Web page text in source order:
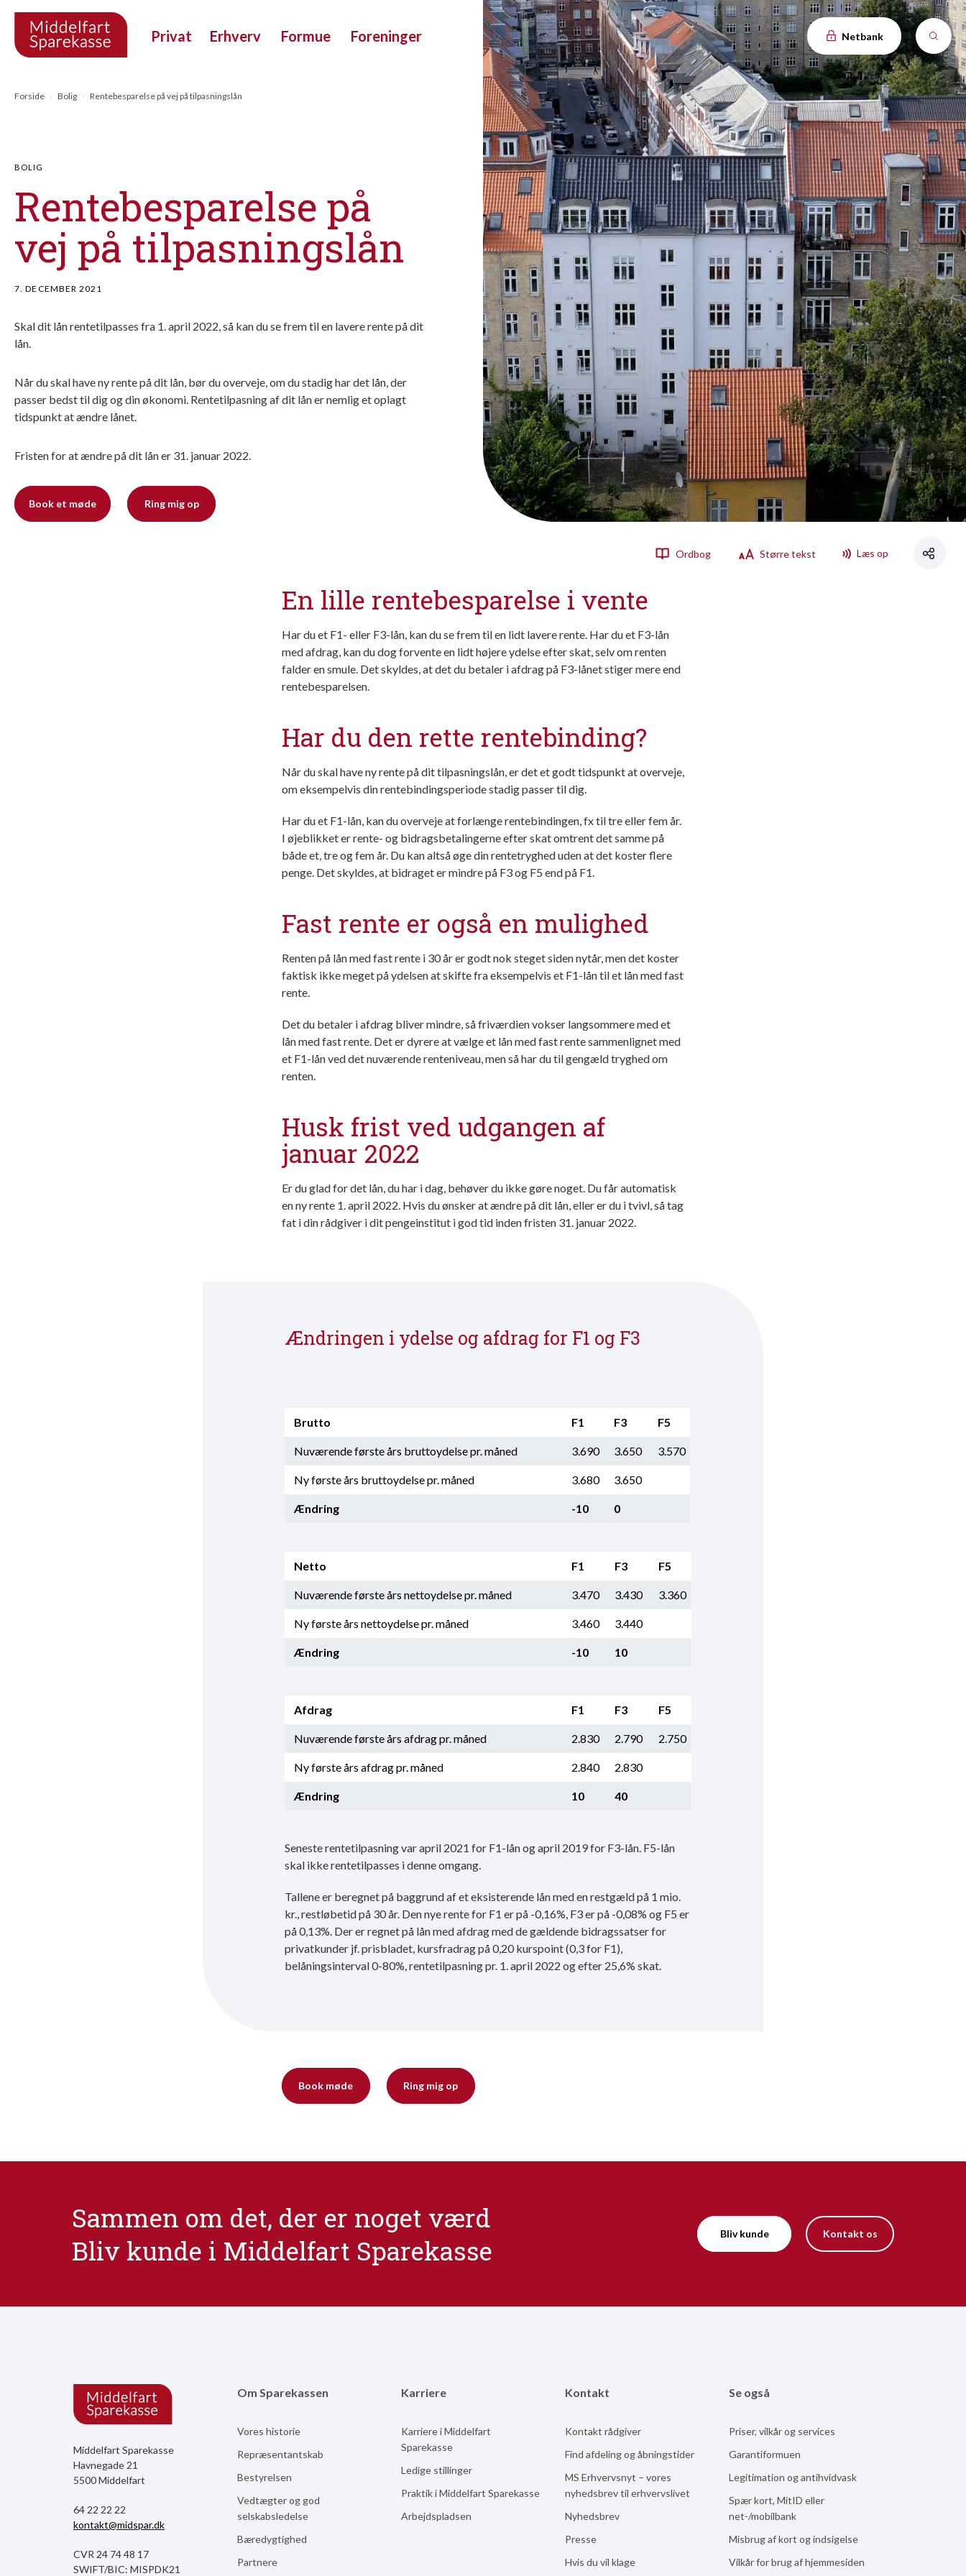
Privat Erhverv Formue Foreninger Netbank
Ordbog Større tekst Læs op
Forside Bolig Rentebesparelse på vej på tilpasningslån
BOLIG
Rentebesparelse på
vej på tilpasningslån
7. DECEMBER 2021
Skal dit lån rentetilpasses fra 1. april 2022, så kan du se frem til en lavere rente på dit
lån.
Når du skal have ny rente på dit lån, bør du overveje, om du stadig har det lån, der
passer bedst til dig og din økonomi. Rentetilpasning af dit lån er nemlig et oplagt
tidspunkt at ændre lånet.
Fristen for at ændre på dit lån er 31. januar 2022.
Book et møde Ring mig op
En lille rentebesparelse i vente
Har du et F1- eller F3-lån, kan du se frem til en lidt lavere rente. Har du et F3-lån
medafdrag, kan du dog forvente en lidt højereydelseefter skat, selv om renten
falder en smule. Det skyldes, at det du betaler iafdragpå F3-lånet stiger mere end
rentebesparelsen.
Har du den rette rentebinding?
Når du skal have ny rente på dit tilpasningslån, er det et godt tidspunkt at overveje,
om eksempelvis din rentebindingsperiode stadig passer til dig.
Har du et F1-lån, kan du overveje at forlænge rentebindingen, fx til tre eller fem år.
I øjeblikket er rente- og bidragsbetalingerne efter skat omtrent det samme på
både et, tre og fem år. Du kan altså øge din rentetryghed uden at det koster flere
penge. Det skyldes, at bidraget er mindre på F3 og F5 end på F1.
Fast rente er også en mulighed
Renten på lån med fast rente i 30 år er godt nok steget siden nytår, men det koster
faktisk ikke meget på ydelsen at skifte fra eksempelvis et F1-lån til et lån med fast
rente.
Det du betaler iafdragbliver mindre, så friværdien vokser langsommere med et
lån med fast rente. Det er dyrere at vælge et lån med fast rente sammenlignet med
et F1-lån ved det nuværende renteniveau, men så har du til gengæld tryghed om
renten.
Husk frist ved udgangen af
januar 2022
Er du glad for det lån, du har i dag, behøver du ikke gøre noget. Du får automatisk
en ny rente 1. april 2022. Hvis du ønsker at ændre på dit lån, eller er du i tvivl, så tag
fat i din rådgiver i dit pengeinstitut i god tid inden fristen 31. januar 2022.
Ændringen i ydelse og afdrag for F1 og F3
Brutto F1 F3 F5
Nuværende første års bruttoydelse pr. måned 3.690 3.650 3.570
Ny første års bruttoydelse pr. måned 3.680 3.650
Ændring -10 0
Netto F1 F3 F5
Nuværende første års nettoydelse pr. måned 3.470 3.430 3.360
Ny første års nettoydelse pr. måned 3.460 3.440
Ændring -10 10
Afdrag F1 F3 F5
Nuværende første års afdragpr. måned 2.830 2.790 2.750
Ny første års afdragpr. måned 2.840 2.830
Ændring 10 40
Seneste rentetilpasning var april 2021 for F1-lån og april 2019 for F3-lån. F5-lån
skal ikke rentetilpasses i denne omgang.
Tallene er beregnet på baggrund af et eksisterende lån med enrestgældpå 1 mio.
kr., restløbetid på 30 år. Den nye rente for F1 er på -0,16%, F3 er på -0,08% og F5 er
på 0,13%. Der er regnet på lån medafdragmed de gældende bidragssatser for
privatkunder jf. prisbladet, kursfradrag på 0,20 kurspoint (0,3 for F1),
belåningsinterval 0-80%, rentetilpasning pr. 1. april 2022 og efter 25,6% skat.
Book møde Ring mig op
Sammen om det, der er noget værd
Bliv kunde i Middelfart Sparekasse
Bliv kunde Kontakt os
Middelfart Sparekasse
Havnegade 21
5500 Middelfart
64 22 22 22
kontakt@midspar.dk
CVR 24 74 48 17
SWIFT/BIC: MISPDK21
Om Sparekassen
Vores historie
Repræsentantskab
Bestyrelsen
Vedtægter og god
selskabsledelse
Bæredygtighed
Partnere
Karriere
Karriere i Middelfart
Sparekasse
Ledige stillinger
Praktik i Middelfart Sparekasse
Arbejdspladsen
Kontakt
Kontakt rådgiver
Find afdeling og åbningstider
MS Erhvervsnyt – vores
nyhedsbrev til erhvervslivet
Nyhedsbrev
Presse
Hvis du vil klage
Se også
Priser, vilkår og services
Garantiformuen
Legitimation og antihvidvask
Spær kort, MitID eller
net-/mobilbank
Misbrug af kort og indsigelse
Vilkår for brug af hjemmesiden